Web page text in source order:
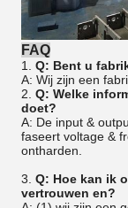
FAQ
1. Q: Bent u
A: Wij zijn een
2. Q: Welke
doet?
A: De input &
faseert voltage &
ontharden.
3. Q: Hoe kan ik
vertrouwen en?